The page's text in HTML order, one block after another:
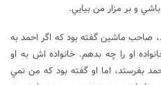
و بر مزار من بيايي.
صاحب ماشين گفته بود که اگر احمد به
او را چه بدهم. خانواده اش به او
بفرستد، اما او گفته بود که من نمي